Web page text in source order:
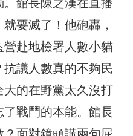
館長陳之漢在直播
要滅了！他砲轟，
營赴地檢署人數小貓
議人數真的不夠民
大的在野黨太久沒打
戰鬥的本能。館長